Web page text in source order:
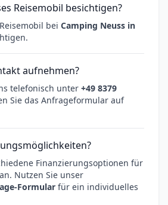
Reisemobil besichtigen?
bei Camping Neuss in
aufnehmen?
telefonisch unter +49 8379
Sie das Anfrageformular auf
Finanzierungsoptionen für
Nutzen Sie unser
Formular für ein individuelles